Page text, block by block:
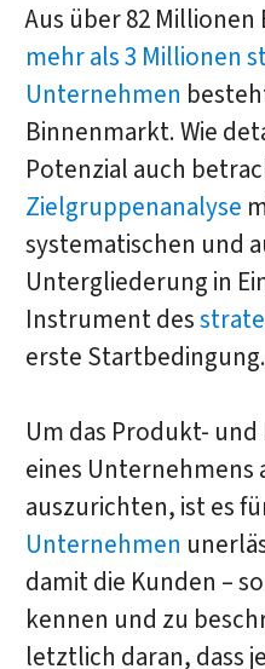
Aus über 82
mehr als 3 Millionen
Unternehmen
Binnenmarkt. Wie
Potenzial auch
Zielgruppenanalyse
systematischen und
Untergliederung in
Instrument des
erste Startbedingung.
Um das Produkt-
eines Unternehmens
auszurichten, ist es
Unternehmen
damit die Kunden –
kennen und zu
letztlich daran, dass